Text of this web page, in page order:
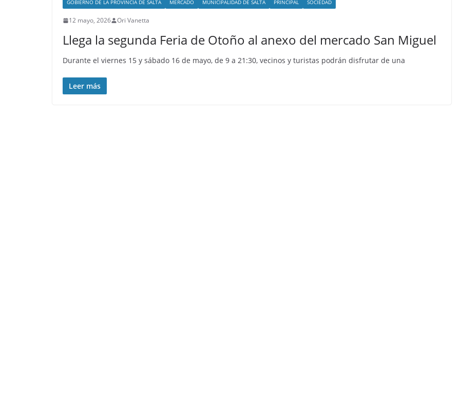
GOBIERNO DE LA PROVINCIA DE SALTA MERCADO MUNICIPALIDAD DE SALTA PRINCIPAL SOCIEDAD
12 mayo, 2026 Ori Vanetta
Llega la segunda Feria de Otoño al anexo del mercado San Miguel
Durante el viernes 15 y sábado 16 de mayo, de 9 a 21:30, vecinos y turistas podrán disfrutar de una
Leer más